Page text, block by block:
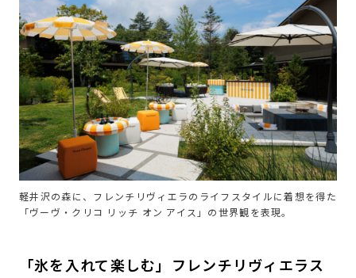
軽井沢の森に、フレンチリヴィエラのライフスタイルに着想を得た
「ヴーヴ・クリコ リッチ オン アイス」の世界観を表現。
「氷を入れて楽しむ」フレンチリヴィエラス